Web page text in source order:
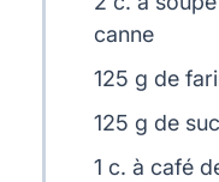
canne
125 g de
125 g de
1 c. à café